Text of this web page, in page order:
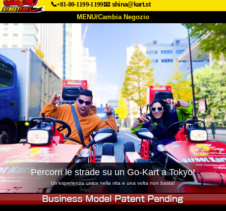
📞+81-80-1199-1199📧 shina@kart.st
MENU/Cambia Negozio
Chi Siamo Specifiche Prezzo
Accesso Recensioni FAQ
Azienda Prenotazioni
Cambia Negozio
Tokyo Shinagawa Tokyo Akihabara#1
Tokyo Akihabara#2 Tokyo Shibuya
Tokyo Shibuya Annex Tokyo Bay
Tokyo Asakusa Osaka
Okinawa
Percorri le strade su un Go-Kart a Tokyo!
Un'esperienza unica nella vita e una volta non basta!